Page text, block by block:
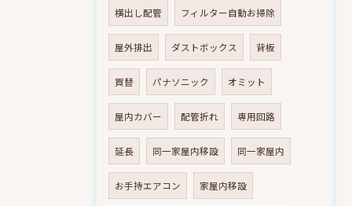
横出し配管 フィルター自動お掃除
屋外排出 ダストボックス 背板
買替 パナソニック オミット
屋内カバー 配管折れ 専用回路
延長 同一家屋内移設 同一家屋内
お手持エアコン 家屋内移設